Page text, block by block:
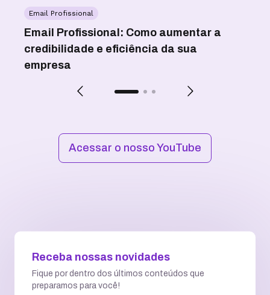
Email Profissional
Email Profissional: Como aumentar a
credibilidade e eficiência da sua
empresa
Acessar o nosso YouTube
Receba nossas novidades
Fique por dentro dos últimos conteúdos que
preparamos para você!